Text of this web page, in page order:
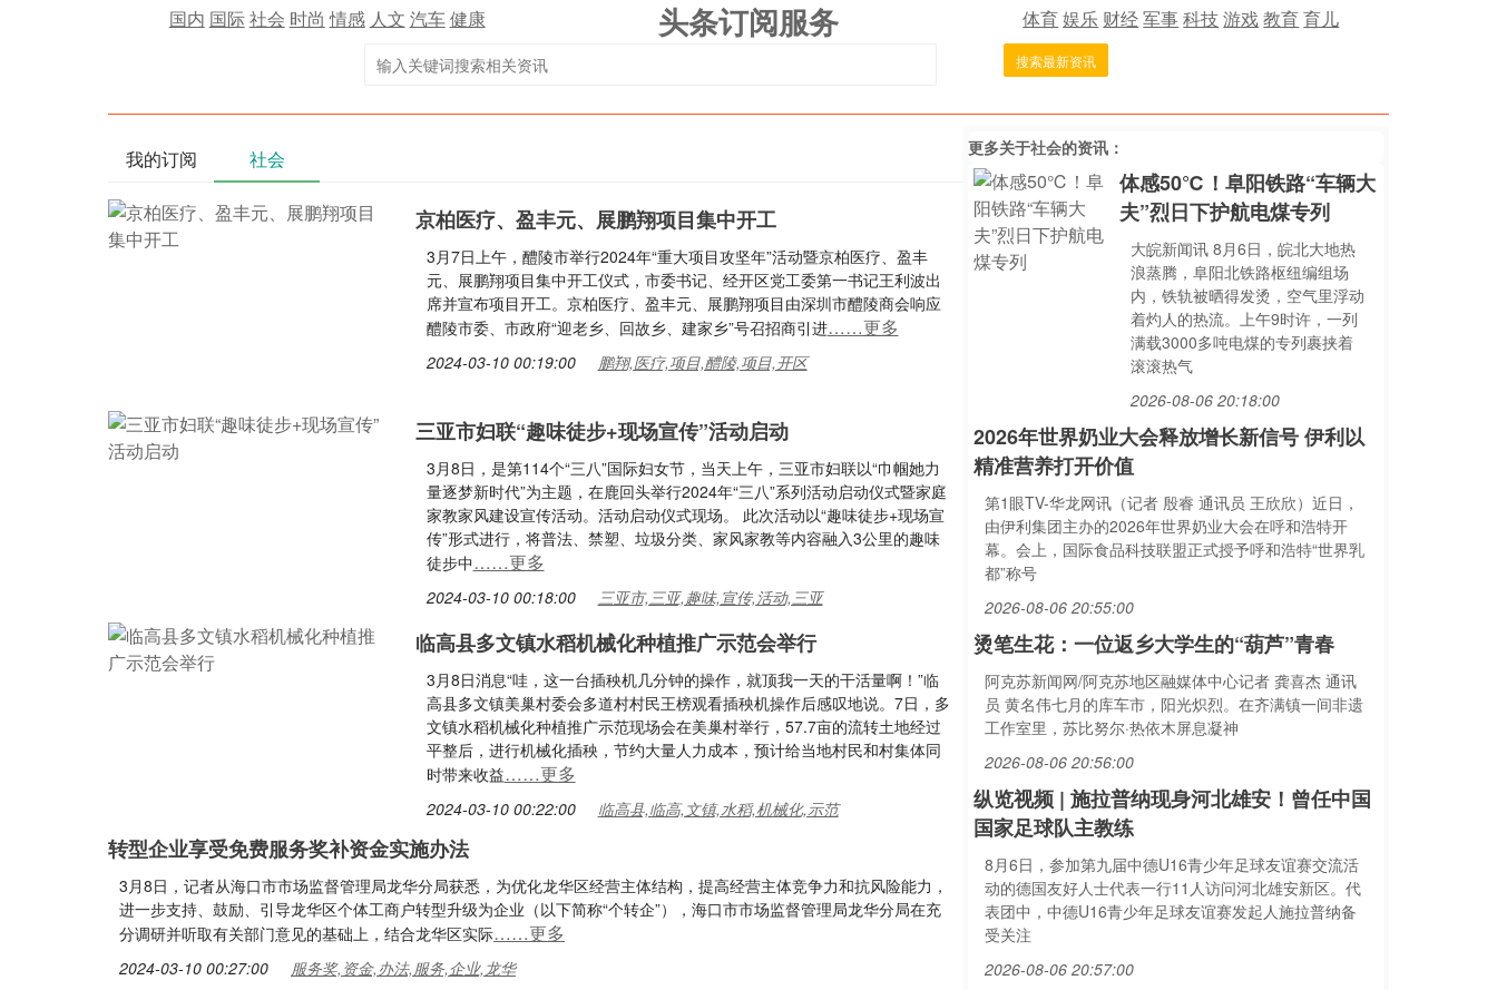
国内 国际社会 时尚 情感 人文 汽车健康 头条订阅服务 体育娱乐 财经军事科技游戏教育育儿
搜索最新资讯
我的订阅 社会
京柏医疗、盈丰元、展鹏翔项目集中开工
3月7日上午，醴陵市举行2024年“重大项目攻坚年”活动暨京柏医疗、盈丰
元、展鹏翔项目集中开工仪式，市委书记、经开区党工委第一书记王利波出
席并宣布项目开工。京柏医疗、盈丰元、展鹏翔项目由深圳市醴陵商会响应
醴陵市委、市政府“迎老乡、回故乡、建家乡”号召招商引进……更多
2024-03-10 00:19:00 鹏翔,医疗,项目,醴陵,项目,开区
三亚市妇联“趣味徒步+现场宣传”活动启动
3月8日，是第114个“三八”国际妇女节，当天上午，三亚市妇联以“巾帼她力
量逐梦新时代”为主题，在鹿回头举行2024年“三八”系列活动启动仪式暨家庭
家教家风建设宣传活动。活动启动仪式现场。 此次活动以“趣味徒步+现场宣
传”形式进行，将普法、禁塑、垃圾分类、家风家教等内容融入3公里的趣味
徒步中……更多
2024-03-10 00:18:00 三亚市,三亚,趣味,宣传,活动,三亚
临高县多文镇水稻机械化种植推广示范会举行
3月8日消息“哇，这一台插秧机几分钟的操作，就顶我一天的干活量啊！”临
高县多文镇美巢村委会多道村村民王榜观看插秧机操作后感叹地说。7日，多
文镇水稻机械化种植推广示范现场会在美巢村举行，57.7亩的流转土地经过
平整后，进行机械化插秧，节约大量人力成本，预计给当地村民和村集体同
时带来收益……更多
2024-03-10 00:22:00 临高县,临高,文镇,水稻,机械化,示范
转型企业享受免费服务奖补资金实施办法
3月8日，记者从海口市市场监督管理局龙华分局获悉，为优化龙华区经营主体结构，提高经营主体竞争力和抗风险能力，
进一步支持、鼓励、引导龙华区个体工商户转型升级为企业（以下简称“个转企”），海口市市场监督管理局龙华分局在充
分调研并听取有关部门意见的基础上，结合龙华区实际……更多
2024-03-10 00:27:00 服务奖,资金,办法,服务,企业,龙华
更多关于社会的资讯：
体感50℃！阜阳铁路“车辆大
夫”烈日下护航电煤专列
大皖新闻讯 8月6日，皖北大地热
浪蒸腾，阜阳北铁路枢纽编组场
内，铁轨被晒得发烫，空气里浮动
着灼人的热流。上午9时许，一列
满载3000多吨电煤的专列裹挟着
滚滚热气
2026-08-06 20:18:00
2026年世界奶业大会释放增长新信号 伊利以
精准营养打开价值
第1眼TV-华龙网讯（记者 殷睿 通讯员 王欣欣）近日，
由伊利集团主办的2026年世界奶业大会在呼和浩特开
幕。会上，国际食品科技联盟正式授予呼和浩特“世界乳
都”称号
2026-08-06 20:55:00
烫笔生花：一位返乡大学生的“葫芦”青春
阿克苏新闻网/阿克苏地区融媒体中心记者 龚喜杰 通讯
员 黄名伟七月的库车市，阳光炽烈。在齐满镇一间非遗
工作室里，苏比努尔·热依木屏息凝神
2026-08-06 20:56:00
纵览视频 | 施拉普纳现身河北雄安！曾任中国
国家足球队主教练
8月6日，参加第九届中德U16青少年足球友谊赛交流活
动的德国友好人士代表一行11人访问河北雄安新区。代
表团中，中德U16青少年足球友谊赛发起人施拉普纳备
受关注
2026-08-06 20:57:00